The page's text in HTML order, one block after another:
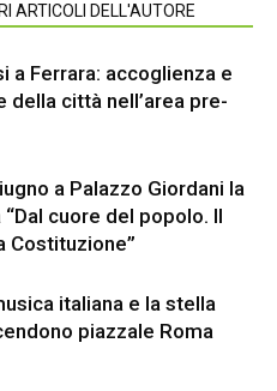
ARTICOLI DELL'AUTORE
a Ferrara: accoglienza e
della città nell’area pre-
a Palazzo Giordani la
cuore del popolo. Il
Costituzione”
italiana e la stella
piazzale Roma